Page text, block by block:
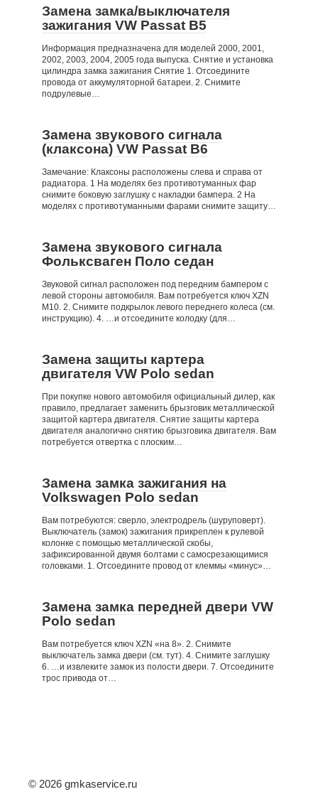
Замена замка/выключателя
зажигания VW Passat B5
Информация предназначена для моделей 2000, 2001,
2002, 2003, 2004, 2005 года выпуска. Снятие и установка
цилиндра замка зажигания Снятие 1. Отсоедините
провода от аккумуляторной батареи. 2. Снимите
подрулевые…
Замена звукового сигнала
(клаксона) VW Passat B6
Замечание: Клаксоны расположены слева и справа от
радиатора. 1 На моделях без противотуманных фар
снимите боковую заглушку с накладки бампера. 2 На
моделях с противотуманными фарами снимите защиту…
Замена звукового сигнала
Фольксваген Поло седан
Звуковой сигнал расположен под передним бампером с
левой стороны автомобиля. Вам потребуется ключ XZN
М10. 2. Снимите подкрылок левого переднего колеса (см.
инструкцию). 4. …и отсоедините колодку (для…
Замена защиты картера
двигателя VW Polo sedan
При покупке нового автомобиля официальный дилер, как
правило, предлагает заменить брызговик металлической
защитой картера двигателя. Снятие защиты картера
двигателя аналогично снятию брызговика двигателя. Вам
потребуется отвертка с плоским…
Замена замка зажигания на
Volkswagen Polo sedan
Вам потребуются: сверло, электродрель (шуруповерт).
Выключатель (замок) зажигания прикреплен к рулевой
колонке с помощью металлической скобы,
зафиксированной двумя болтами с самосрезающимися
головками. 1. Отсоедините провод от клеммы «минус»…
Замена замка передней двери VW
Polo sedan
Вам потребуется ключ XZN «на 8». 2. Снимите
выключатель замка двери (см. тут). 4. Снимите заглушку
6. …и извлеките замок из полости двери. 7. Отсоедините
трос привода от…
© 2026 gmkaservice.ru